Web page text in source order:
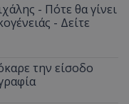
- Πότε θα γίνει
- Δείτε
την είσοδο